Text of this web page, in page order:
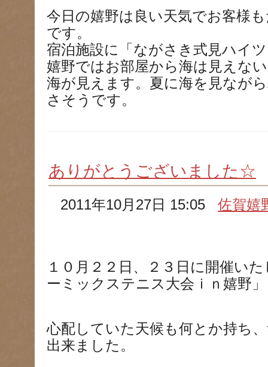
今日の嬉野は良い天気でお客様
です。
宿泊施設に「ながさき式見ハイ
嬉野ではお部屋から海は見えな
海が見えます。夏に海を見なが
さそうです。
ありがとうございました☆
2011年10月27日 15:05佐賀嬉
１０月２２日、２３日に開催い
ーミックステニス大会ｉｎ嬉野」
心配していた天候も何とか持ち
出来ました。